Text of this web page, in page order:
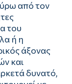
από τον
του
ή η
άξονας
και
δυνατό,